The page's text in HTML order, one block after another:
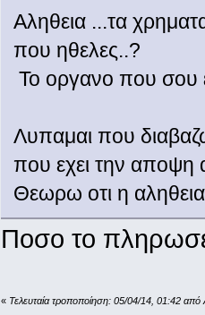
Αληθεια ...τα
που ηθελες..?
Το οργανο που σου
Λυπαμαι που
που εχει την αποψη
Θεωρω οτι η
Ποσο το
« Τελευταία τροποποίηση: 05/04/14, 01:42